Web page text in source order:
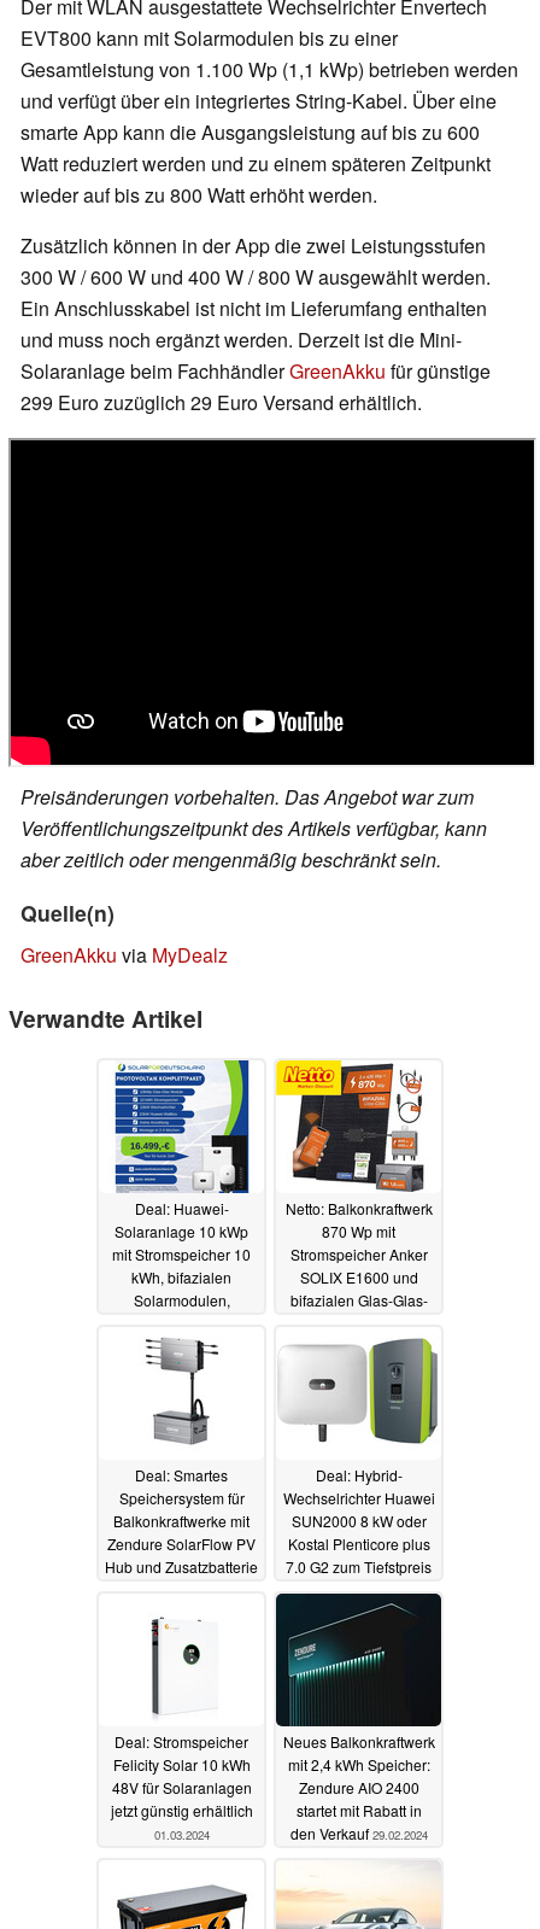
Der mit WLAN ausgestattete Wechselrichter Envertech
EVT800 kann mit Solarmodulen bis zu einer
Gesamtleistung von 1.100 Wp (1,1 kWp) betrieben werden
und verfügt über ein integriertes String-Kabel. Über eine
smarte App kann die Ausgangsleistung auf bis zu 600
Watt reduziert werden und zu einem späteren Zeitpunkt
wieder auf bis zu 800 Watt erhöht werden.
Zusätzlich können in der App die zwei Leistungsstufen
300 W / 600 W und 400 W / 800 W ausgewählt werden.
Ein Anschlusskabel ist nicht im Lieferumfang enthalten
und muss noch ergänzt werden. Derzeit ist die Mini-
Solaranlage beim FachhändlerGreenAkku für günstige
299 Euro zuzüglich 29 Euro Versand erhältlich.
Preisänderungen vorbehalten. Das Angebot war zum
Veröffentlichungszeitpunkt des Artikels verfügbar, kann
aber zeitlich oder mengenmäßig beschränkt sein.
Quelle(n)
GreenAkku via MyDealz
Verwandte Artikel
Deal: Huawei-
Solaranlage 10 kWp
mit Stromspeicher 10
kWh, bifazialen
Solarmodulen,
Anmeldung ab 16.499
Euro dank 15% Rabatt
Netto: Balkonkraftwerk
870 Wp mit
Stromspeicher Anker
SOLIX E1600 und
bifazialen Glas-Glas-
jetzt mit Gutscheincode
Deal: Smartes
Speichersystem für
Balkonkraftwerke mit
Zendure SolarFlow PV
Hub und Zusatzbatterie
Aktionspreis mit 19%
Rabatt
Deal: Hybrid-
Wechselrichter Huawei
SUN2000 8 kW oder
Kostal Plenticore plus
7.0 G2 zum Tiefstpreis
ab 1.099 Euro01.03.2024
Deal: Stromspeicher
Felicity Solar 10 kWh
48V für Solaranlagen
jetzt günstig erhältlich
01.03.2024
Neues Balkonkraftwerk
mit 2,4 kWh Speicher:
Zendure AIO 2400
startet mit Rabatt in
den Verkauf 29.02.2024